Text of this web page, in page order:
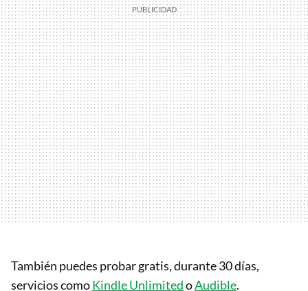
También puedes probar gratis, durante 30 días,
servicios comoKindle UnlimitedoAudible.